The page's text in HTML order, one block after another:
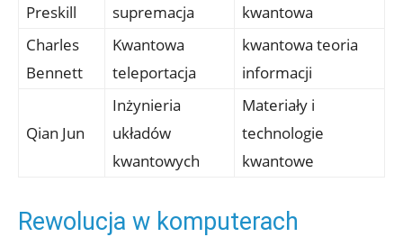
Preskill
supremacja
kwantowa
Charles
Bennett
Kwantowa
teleportacja
kwantowa teoria
informacji
Qian Jun
Inżynieria
układów
kwantowych
Materiały i
technologie
kwantowe
Rewolucja w komputerach